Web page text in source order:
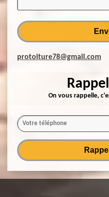
protoiture78@gmail.com
On vous rappelle,